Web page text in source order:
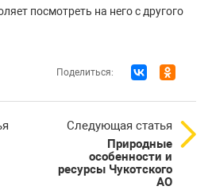
посмотреть на него с другого
Поделиться:
Следующая статья
Природные
особенности и
ресурсы Чукотского
АО